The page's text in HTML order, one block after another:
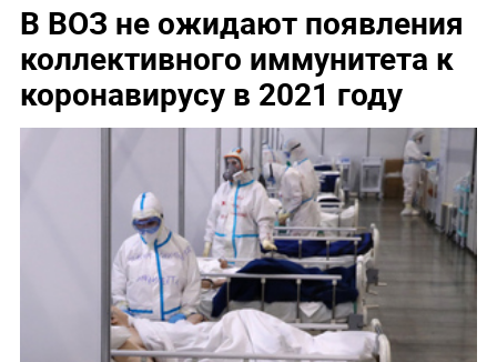
В ВОЗ не ожидают появления
коллективного иммунитета к
коронавирусу в 2021 году